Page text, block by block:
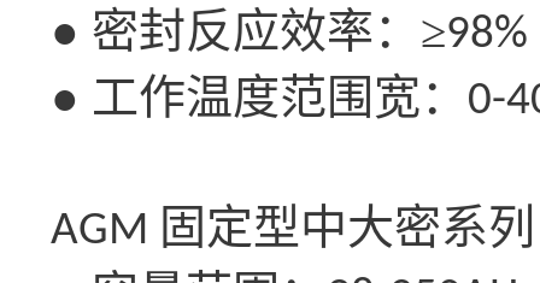
● 密封反应效率：≥98%
● 工作温度范围宽： 0-
AGM 固定型中大密系列